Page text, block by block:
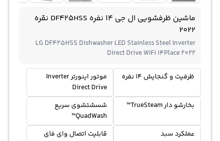
ماشین ظرفشویی ال جی 14 نفره DF425HSS نقره
2022
LG DF425HSS Dishwasher LED Stainless Steel Inverter
Direct Drive WiFi 14Place 2022
ظرفیت و گنجایش 14 نفره
موتور اینورتر Inverter
Direct Drive
بخارشو دار TrueSteam™
شسشتشوی سریع
QuadWash™
عملکرد سبد
قابلیت اتصال وای فای